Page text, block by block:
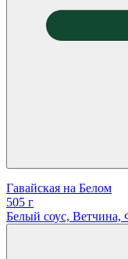
Гавайская на Белом
505 г
Белый соус,